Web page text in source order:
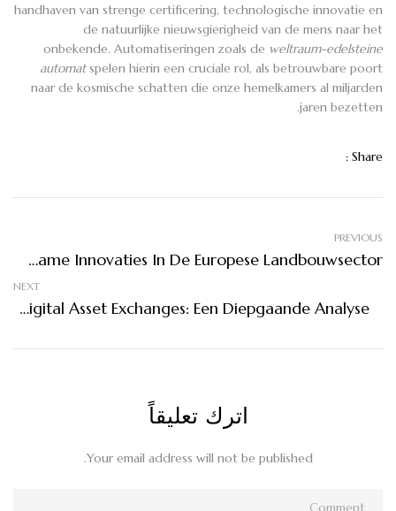
handhaven van strenge certificering, technologische innovatie en
de natuurlijke nieuwsgierigheid van de mens naar het
onbekende. Automatiseringen zoals de weltraum-edelsteine
automatspelen hierin een cruciale rol, als betrouwbare poort
naar de kosmische schatten die onze hemelkamers al miljarden
jaren bezetten.
Share :
PREVIOUS
De Evolutie Van Duurzame Innovaties In De Europese Landbouwsector
NEXT
De Opkomst Van Gespecialiseerde Digital Asset Exchanges: Een Diepgaande Analyse
اترك تعليقاً
Your email address will not be published.